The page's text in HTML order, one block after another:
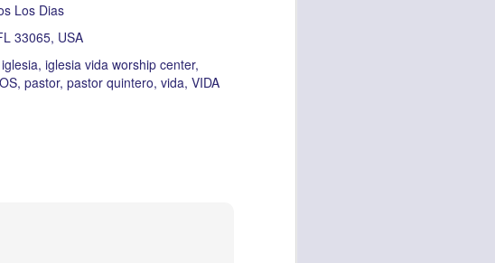
Los Dias
33065, USA
iglesia iglesia vida worship center
pastor pastor quintero vida VIDA